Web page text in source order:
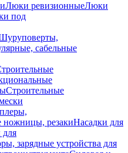
Люки ревизионныеЛюки
под
сабельные
Строительные
ножницы, резакиНасадки для
для
зарядные устройства для